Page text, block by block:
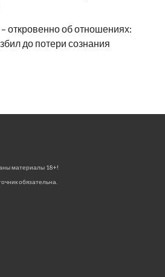
откровенно об отношениях:
до потери сознания
материалы 18+!
обязательна.